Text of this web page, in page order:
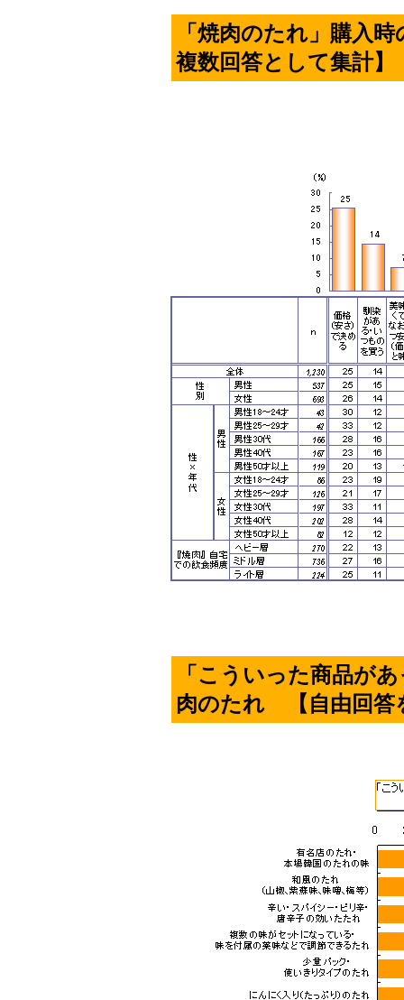
「焼肉のたれ」購入
複数回答として集計】
「こういった商品が
肉のたれ 【自由回答